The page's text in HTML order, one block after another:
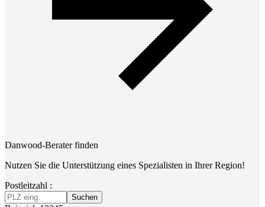
Danwood-Berater finden
Nutzen Sie die Unterstützung eines Spezialisten in Ihrer Region!
Postleitzahl :
Suchen